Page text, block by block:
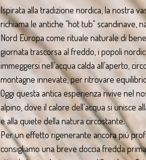
Ispirata alla tradizione nordica, la nostra
richiama le antiche "hot tub" scandinave,
Nord Europa come rituale naturale di
giornata trascorsa al freddo, i popoli
immeggersi nell’acqua calda all’aperto,
montagne innevate, per ritrovare
Oggi questa antica esperienza rivive nel
alpino, dove il calore dell’acqua si unisce
e alla quiete della natura circostante.
Per un effetto rigenerante ancora piú
consigliamo una breve doccia fredda